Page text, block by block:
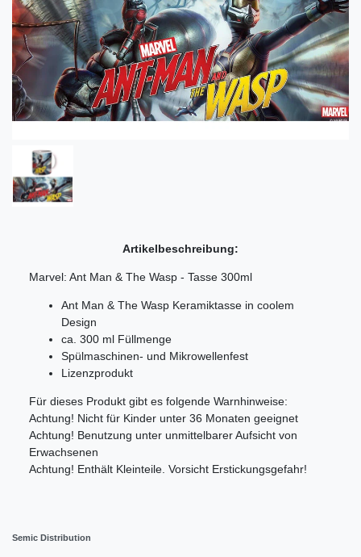
Artikelbeschreibung:
Marvel: Ant Man & The Wasp - Tasse 300ml
Ant Man & The Wasp Keramiktasse in coolem
Design
ca. 300 ml Füllmenge
Spülmaschinen- und Mikrowellenfest
Lizenzprodukt
Für dieses Produkt gibt es folgende Warnhinweise:
Achtung! Nicht für Kinder unter 36 Monaten geeignet
Achtung! Benutzung unter unmittelbarer Aufsicht von
Erwachsenen
Achtung! Enthält Kleinteile. Vorsicht Erstickungsgefahr!
Semic Distribution